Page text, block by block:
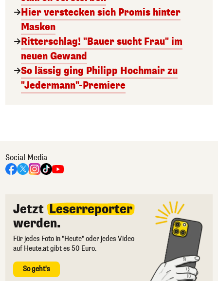
Hier verstecken sich Promis hinter
Masken
Ritterschlag! "Bauer sucht Frau" im
neuen Gewand
So lässig ging Philipp Hochmair zu
"Jedermann"-Premiere
Social Media
Jetzt Leserreporter
werden.
Für jedes Foto in "Heute" oder jedes Video
auf Heute.at gibt es 50 Euro.
So geht's